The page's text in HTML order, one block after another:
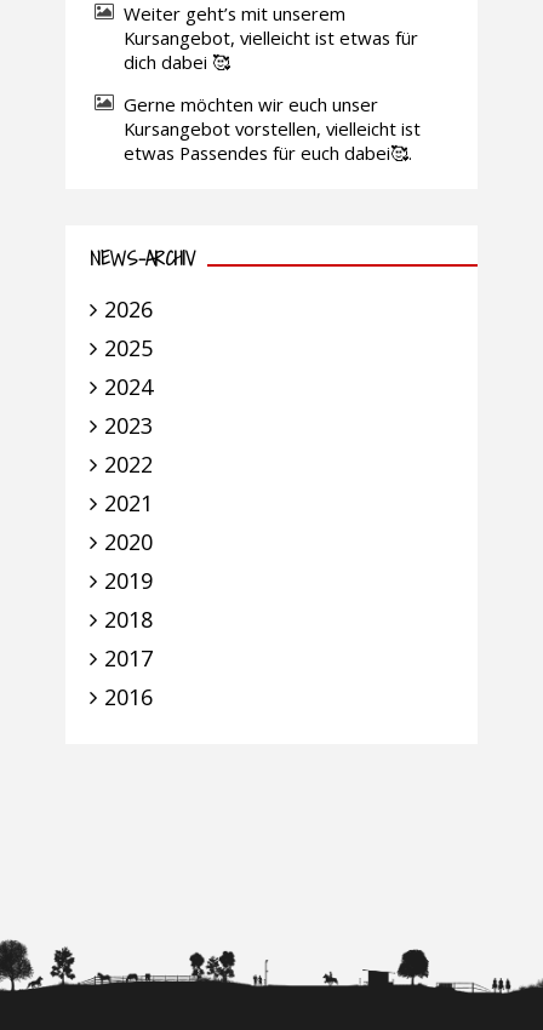
Weiter geht’s mit unserem
Kursangebot, vielleicht ist etwas für
dich dabei 🥰
Gerne möchten wir euch unser
Kursangebot vorstellen, vielleicht ist
etwas Passendes für euch dabei🥰.
NEWS-ARCHIV
2026
2025
2024
2023
2022
2021
2020
2019
2018
2017
2016